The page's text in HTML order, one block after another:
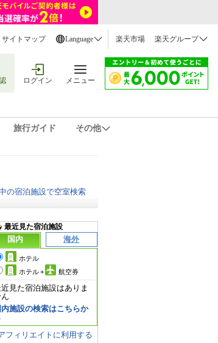
サイトマップ Language 楽天市場 楽天グループ
ログイン メニュー
旅行ガイド その他
の宿泊施設で空室検索
最近見た宿泊施設
国内
海外
ホテル
ホテル+ 航空券
見た宿泊施設はありま
内施設の検索はこちらか
フィリエイトに利用する